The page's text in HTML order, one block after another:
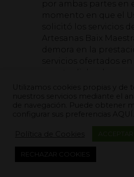
por ambas partes en el
momento en que el
solicitó los servicios
Artesanas Baix
demora en la
servicios ofertados
Cervezas Artesanas
Maestrat SL
RECHAZAR COOKIES